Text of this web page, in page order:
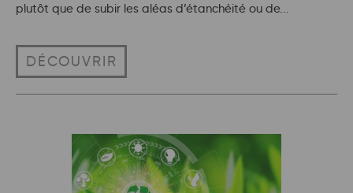
plutôt que de subir les aléas d’étanchéité ou de...
DÉCOUVRIR